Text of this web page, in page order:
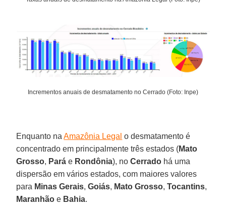
Incrementos anuais de desmatamento no Cerrado (Foto: Inpe)
Enquanto naAmazônia Legal o desmatamento é
concentrado em principalmente três estados (Mato
Grosso, Pará e Rondônia), noCerrado há uma
dispersão em vários estados, com maiores valores
para Minas Gerais,Goiás, Mato Grosso,Tocantins,
Maranhão e Bahia.